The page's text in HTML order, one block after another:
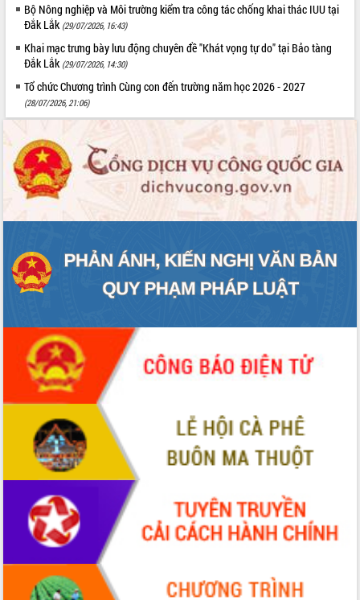
Bộ Nông nghiệp và Môi trường kiểm tra công tác chống khai thác IUU tại
Đắk Lắk (29/07/2026, 16:43)
Khai mạc trưng bày lưu động chuyên đề "Khát vọng tự do" tại Bảo tàng
Đắk Lắk (29/07/2026, 14:30)
Tổ chức Chương trình Cùng con đến trường năm học 2026 - 2027
(28/07/2026, 21:06)